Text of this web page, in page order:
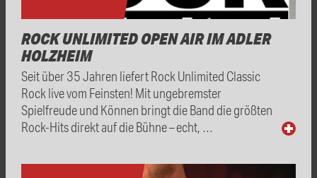
ROCK UNLIMITED OPEN AIR IM ADLER
HOLZHEIM
Seit über 35 Jahren liefert Rock Unlimited Classic
Rock live vom Feinsten! Mit ungebremster
Spielfreude und Können bringt die Band die größten
Rock-Hits direkt auf die Bühne – echt, …